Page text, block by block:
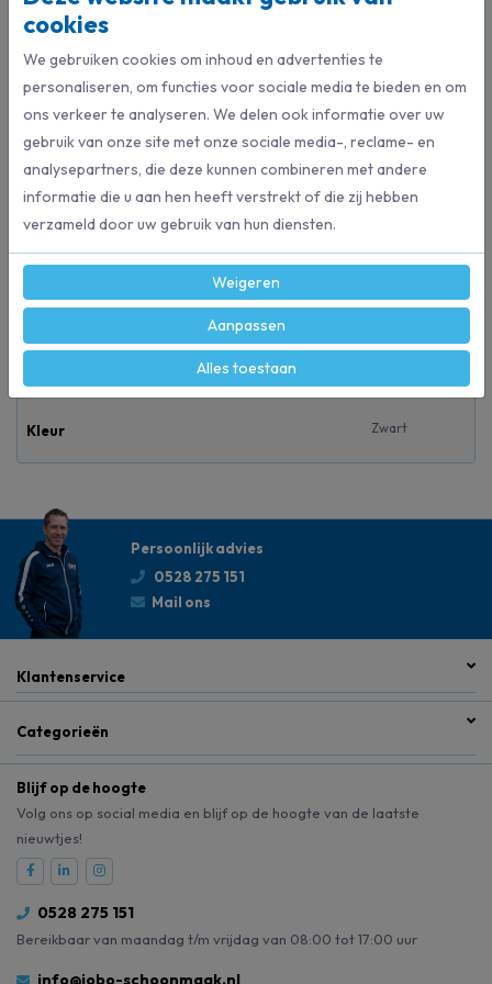
Beschrijving
Gemaakt van stevig zwart kunststof, zodat je een volle verfbak kan
verplaatsen zonder dat hij doorbuigt.
Specificaties
Kleur Zwart
€ 5,08
Bestel direct
Persoonlijk advies
0528 275 151
Mail ons
Klantenservice
Categorieën
Blijf op de hoogte
Volg ons op social media en blijf op de hoogte van de laatste
nieuwtjes!
0528 275 151
Bereikbaar van maandag t/m vrijdag van 08:00 tot 17:00 uur
info@jobo-schoonmaak.nl
cookies
We gebruiken cookies om inhoud en advertenties te
personaliseren, om functies voor sociale media te bieden en om
ons verkeer te analyseren. We delen ook informatie over uw
gebruik van onze site met onze sociale media-, reclame- en
analysepartners, die deze kunnen combineren met andere
informatie die u aan hen heeft verstrekt of die zij hebben
verzameld door uw gebruik van hun diensten.
Weigeren
Aanpassen
Alles toestaan